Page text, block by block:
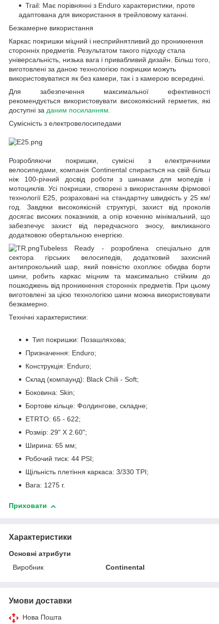
Trail: Має порівнянні з Enduro характеристики, проте
адаптована для використання в трейловому катанні.
Безкамерне використання
Каркас покришки міцний і несприйнятливий до проникнення
сторонніх предметів. Результатом такого підходу стала
універсальність, низька вага і привабливий дизайн. Більш того,
виготовлені за даною технологією покришки можуть
використовуватися як без камери, так і з камерою всередині.
Для забезпечення максимальної ефективності
рекомендується використовувати високоякісний герметик, які
доступні за даним посиланням.
Сумісність з електровелосипедами
Розробляючи покришки, сумісні з електричними
велосипедами, компанія Continental спирається на свій більш
ніж 100-річний досвід роботи з шинами для мопедів і
мотоциклів. Усі покришки, створені з використанням фірмової
технології E25, розраховані на стандартну швидкість у 25 км/
год. Завдяки високоякісній структурі, захист від проколів
досягає високих показників, а опір коченню мінімальний, що
забезпечує захист від передчасного зносу, викликаного
додатковою обертальною енергією.
Tubeless Ready - розроблена спеціально для
сектора гірських велосипедів, додатковий захисний
антипрокольний шар, який повністю охоплює обидва борти
шини, робить каркас міцним та максимально стійким до
пошкоджень від проникнення сторонніх предметів. При цьому
виготовлені за цією технологією шини можна використовувати
безкамерно.
Технічні характеристики:
Тип покришки: Позашляхова;
Призначення: Enduro;
Конструкція: Enduro;
Склад (компаунд): Black Chili - Soft;
Боковина: Skin;
Бортове кільце: Фолдингове, складне;
ETRTO: 65 - 622;
Розмір: 29" X 2.60";
Ширина: 65 мм;
Робочий тиск: 44 PSI;
Щільність плетіння каркаса: 3/330 TPI;
Вага: 1275 г.
Приховати
Характеристики
Основні атрибути
Виробник
Continental
Умови доставки
Нова Пошта